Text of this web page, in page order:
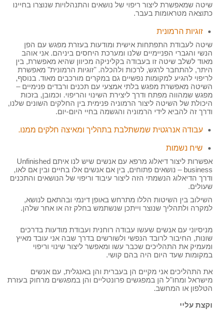
שיטה שמאפשרת ליצור ריפוי של נושאים והתנהלויות שנוצרו בחיינו
כתוצאה מטראומות בעבר.
זוגיות הרמונית
שיטה לעבודת התפתחות אישית ומודעות בעזרת מפגש עם הפן
הנשי והגברי הפניימיים שלנו ומערכת היחסים ביניהם. אני אוהב
מאוד לשלב שיטה זו בעבודה בקליניקה מכיוון שהיא מאפשרת, בין
היתר, להתחבר לרגש, לרכות ולהכלה. "זוגיות הרמונית" מאפשרת
לריפוי להגיע למקומות נפשיים גם במקרים מורכבים מאוד. בנוסף,
השיטה מאפשרת מפגש בלתי אמצעי עם תכנים ורבדים פנימיים –
מפגש שמהווה מפתח ודרך ליצירת השינוי והריפוי. וכמובן, בזכות
היכולת של השיטה ליצור הרמוניה פנימית בין החלקים השונים שלנו,
ודרך זה להביא לידי הרמוניה והגשמה בחיי היום-יום.
עבודה אנרגטית שמשתלבת בתהליך ומאיצה חלקים ממנו.
שיח נשמות
אפשרות ליצור דיאלוג מרפא עם אנשים שיש לנו איתם Unfinished
business – נושאים פתוחים, בין אם אנשים אלו בחיים ובין אם לאו,
ודרך הדיאלוג הנשמתי הזה ליצור עיבוד וריפוי של הנושאים והתכנים
שעולים.
השילוב בין השיטות הללו מתרחש באופן דינמי ובהתאם לנושא,
למקרה ולתהליך שנוצר וייתכן שנשתמש בחלק זה או אחר שלהן.
מניסיוני עם אנשים שעשו עבודה רוחנית ועבודת מודעות בדרכים
שונות, החיבור לרובד הנפשי ולשורשים בדרך שבה אני עובד מאיץ
ומעמיק את התהליכים שכבר עשו ומאפשר ליצור שינוי וריפוי
במקומות שעד היום היה בהם קושי.
את התהליכים אני מקיים הן בעברית והן באנגלית, עם אנשים
מישראל ומחו"ל הן במפגשים פרונטליים והן במפגשים מרחוק בעזרת
הטלפון או המחשב.
וקצת עליי